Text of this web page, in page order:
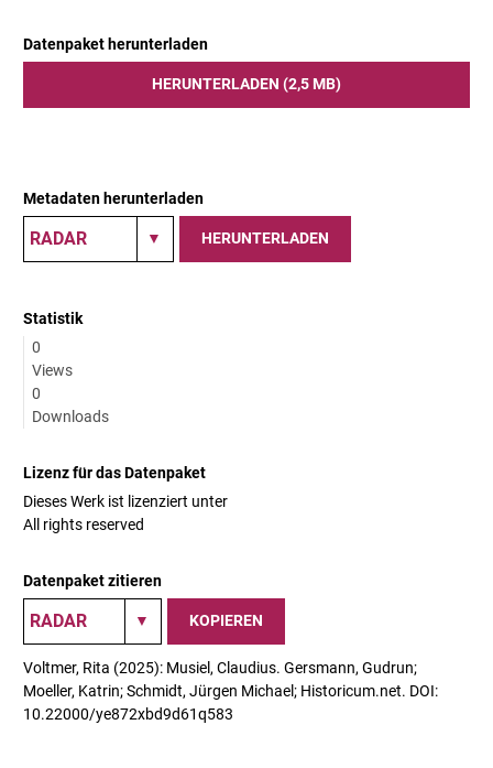
Datenpaket herunterladen
HERUNTERLADEN (2,5 MB)
Metadaten herunterladen
HERUNTERLADEN
Statistik
0
Views
0
Downloads
Lizenz für das Datenpaket
Dieses Werk ist lizenziert unter
All rights reserved
Datenpaket zitieren
KOPIEREN
Voltmer, Rita (2025): Musiel, Claudius. Gersmann, Gudrun;
Moeller, Katrin; Schmidt, Jürgen Michael; Historicum.net. DOI:
10.22000/ye872xbd9d61q583